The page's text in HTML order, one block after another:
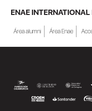
ENAE
Área alumni Área Enae